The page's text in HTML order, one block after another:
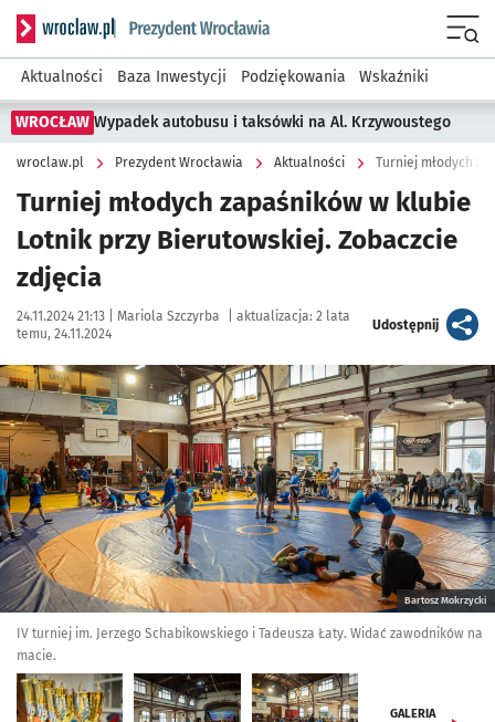
Serwis informacyjny wroclaw.pl podserwis: Prezydent
Aktualności Baza Inwestycji Podziękowania Wskaźniki
WROCŁAW Wypadek autobusu i taksówki na Al. Krzywoustego
wroclaw.pl Prezydent Wrocławia Aktualności Turniej młodych
Turniej młodych zapaśników w klubie
Lotnik przy Bierutowskiej. Zobaczcie
zdjęcia
Data publikacji:
24.11.2024 21:13 | Autor:
Mariola Szczyrba aktualizacja: 2 lata
temu, 24.11.2024
Udostępnijartykuł
Kliknij, aby zobaczyć galerię
Bartosz Mokrzycki
IV turniej im. Jerzego Schabikowskiego i Tadeusza Łaty. Widać zawodników na
macie.
GALERIA